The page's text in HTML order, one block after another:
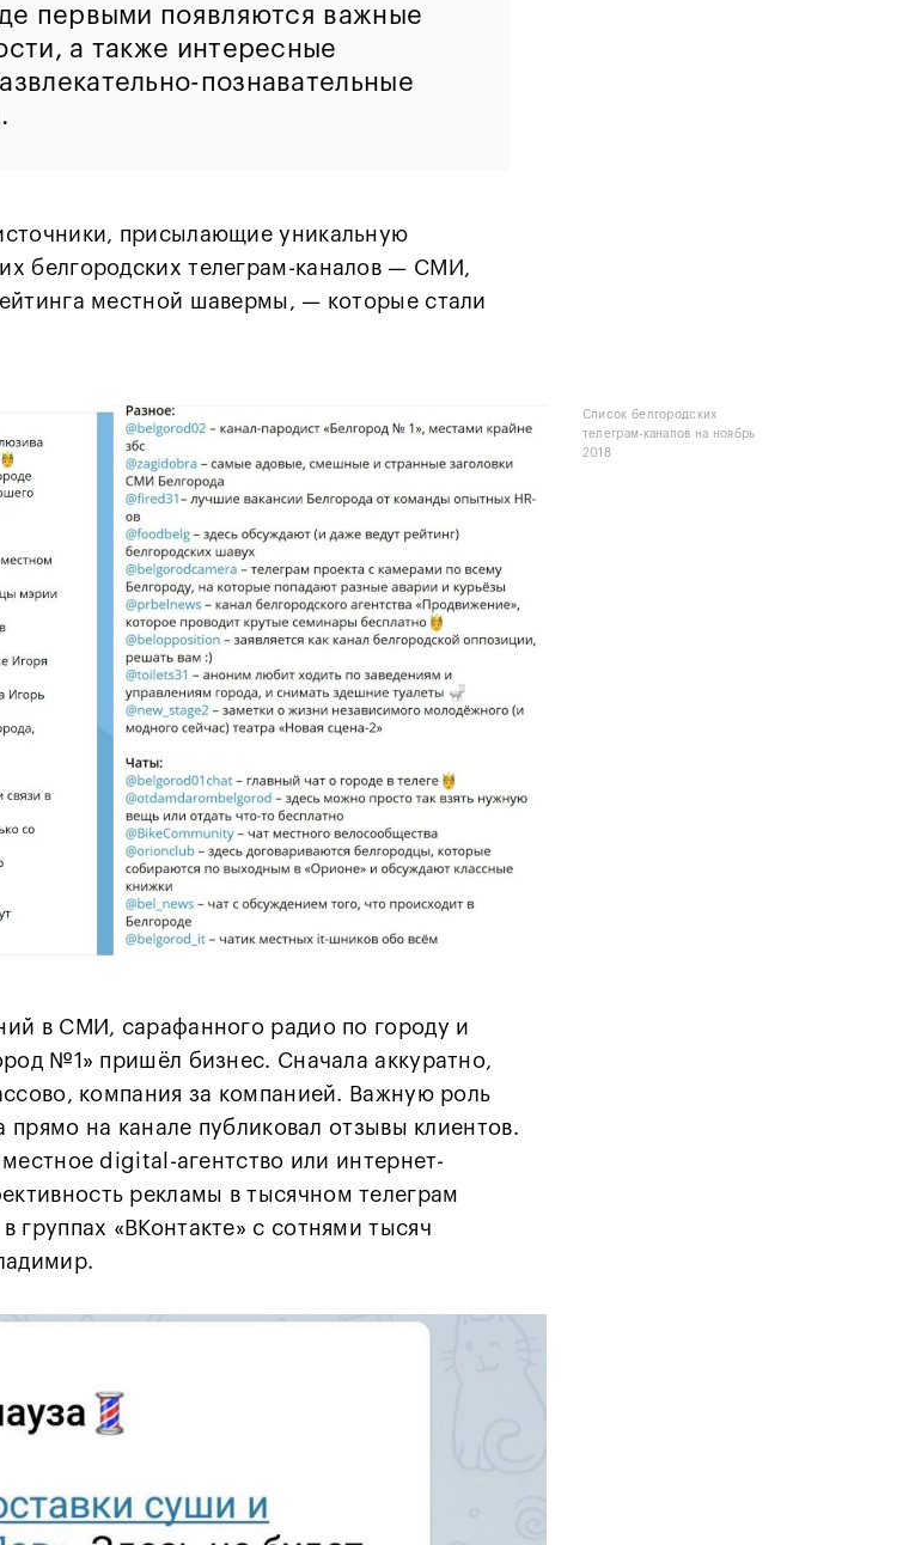
первыми появляются важные
а также интересные
познавательные
присылающие уникальную
белгородских телеграм-каналов — СМИ,
местной шавермы, — которые стали
Список белгородских
телеграм-каналов на ноябрь
2018
в СМИ, сарафанного радио по городу и
№1» пришёл бизнес. Сначала аккуратно,
компания за компанией. Важную роль
прямо на канале публиковал отзывы клиентов.
digital-агентство или интернет-
рекламы в тысячном телеграм
группах «ВКонтакте» с сотнями тысяч